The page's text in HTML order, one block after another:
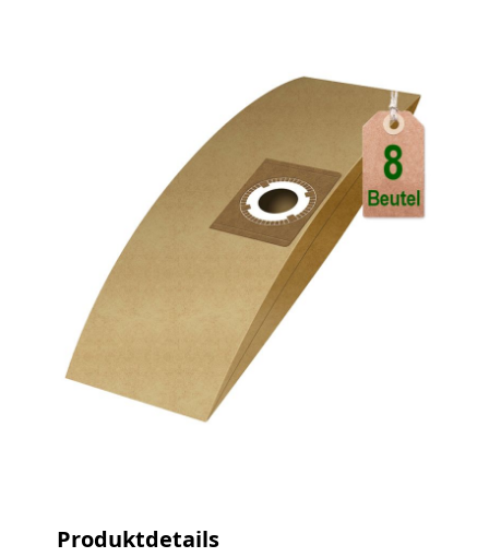
10,90 €*
Verfügbar | Lieferzeit: 2-3 Tage
inkl. 19% MwSt. zzgl.Versandkosten
Produktdetails